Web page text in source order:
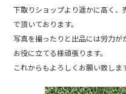
o
o
k
下取りショップより遥かに高く
で頂いております。
写真を撮ったりと出品には労力
お役に立てる様頑張ります。
これからもよろしくお願い致しま